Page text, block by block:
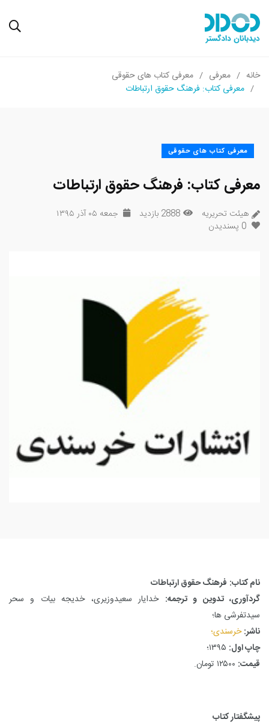
خانه معرفی
معرفی کتاب های حقوقی
معرفی کتاب: فرهنگ حقوق ارتباطات
معرفی کتاب های حقوقی
معرفی کتاب: فرهنگ حقوق ارتباطات
هیئت تحریریه 2888 بازدید
جمعه ۰۵ آذر ۱۳۹۵
0 پسندیدن
نام کتاب: فرهنگ حقوق ارتباطات
گردآوری، تدوین و ترجمه: خدایار سعیدوزیری، خدیجه بیات و سحر
سیدتفرشی ها؛
ناشر: خرسندی؛
چاپ اول:
قیمت:
پیشگفتار کتاب